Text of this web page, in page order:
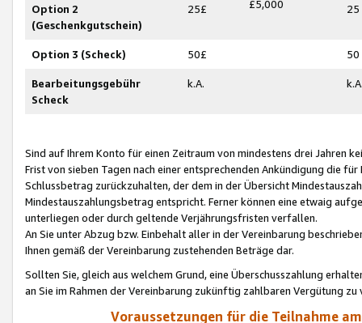
Option 2
(Geschenkgutschein)
25£ £5,000 25
Option 3 (Scheck) 50£ 50
Bearbeitungsgebühr
Scheck
k.A.
Sind auf Ihrem Konto für einen Zeitraum von mindestens drei Jahren
Frist von sieben Tagen nach einer entsprechenden Ankündigung die
Schlussbetrag zurückzuhalten, der dem in der Übersicht
Mindestauszahlungsbetrag entspricht. Ferner können eine etwaig
unterliegen oder durch geltende Verjährungsfristen verfallen.
An Sie unter Abzug bzw. Einbehalt aller in der Vereinbarung
Ihnen gemäß der Vereinbarung zustehenden Beträge dar.
Sollten Sie, gleich aus welchem Grund, eine Überschusszahlung
an Sie im Rahmen der Vereinbarung zukünftig zahlbaren Vergütung zu
Voraussetzungen für die Teilnahme